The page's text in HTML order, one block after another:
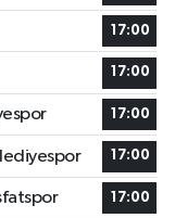
17:00
17:00
17:00
17:00
17:00